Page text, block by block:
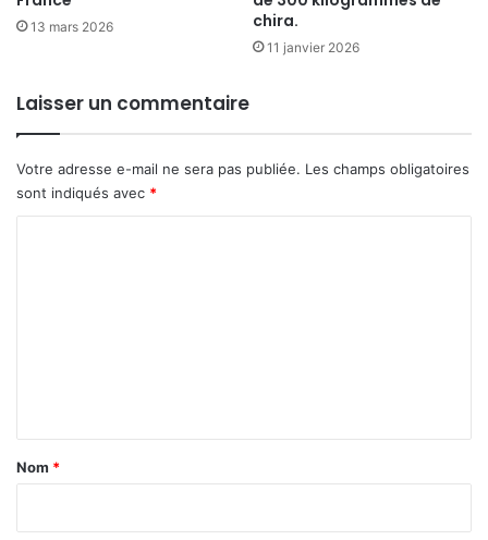
13 mars 2026
chira.
11 janvier 2026
Laisser un commentaire
Votre adresse e-mail ne sera pas publiée. Les champs obligatoires
sont indiqués avec *
a
Nom *